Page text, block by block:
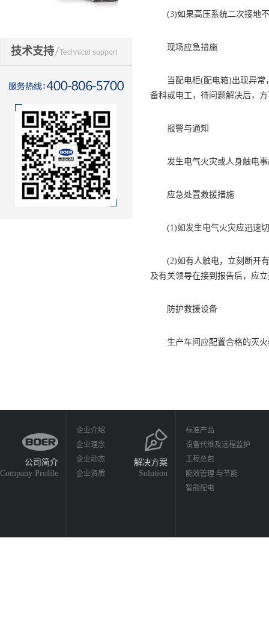
技术支持 Technical support
(3)如果高压系统二次接地不
现场应急措施
当配电柜(配电箱)出现异常，
备科或电工，待问题解决后，
报警与通知
发生电气火灾或人身触电事
应急处置救援措施
(1)如发生电气火灾应迅速切
(2)如有人触电，立刻断开有
及有关领导在接到报告后，应
防护救援设备
生产车间应配置合格的灭火
公司简介
Company Profile
企业介绍
企业理念
企业动态
企业资质
解决方案
Solution
标准产品
设备代维及远程监护
工程总包
能效管理 与节能
智能配电